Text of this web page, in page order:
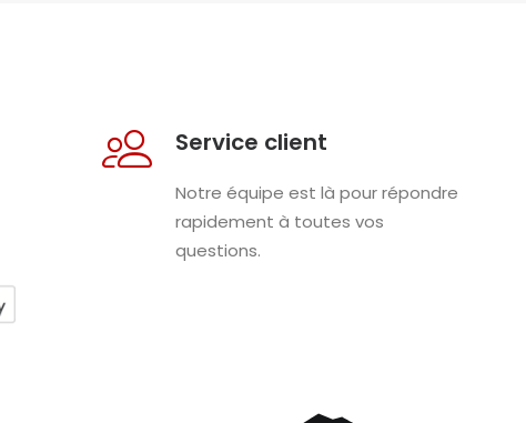
Service client
Notre équipe est là pour répondre
rapidement à toutes vos
questions.